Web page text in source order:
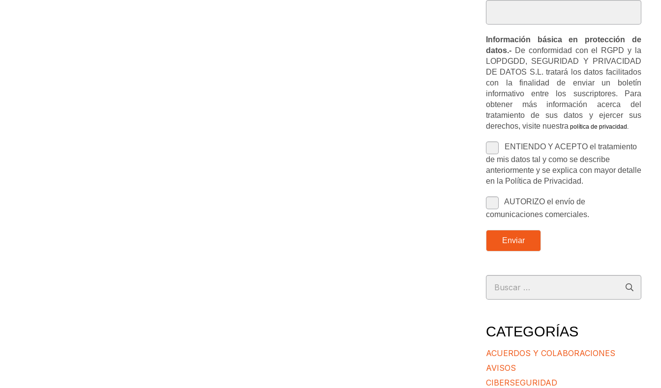
Información básica en protección de
datos.-De conformidad con el RGPD y la
LOPDGDD, SEGURIDAD Y PRIVACIDAD
DE DATOS S.L. tratará los datos facilitados
con la finalidad de enviar un boletín
informativo entre los suscriptores. Para
obtener más información acerca del
tratamiento de sus datos y ejercer sus
derechos, visite nuestra política de privacidad .
ENTIENDO Y ACEPTO el tratamiento
de mis datos tal y como se describe
anteriormente y se explica con mayor detalle
en la Política de Privacidad.
AUTORIZO el envío de
comunicaciones comerciales.
Enviar
Buscar:
CATEGORÍAS
ACUERDOS Y COLABORACIONES
AVISOS
CIBERSEGURIDAD